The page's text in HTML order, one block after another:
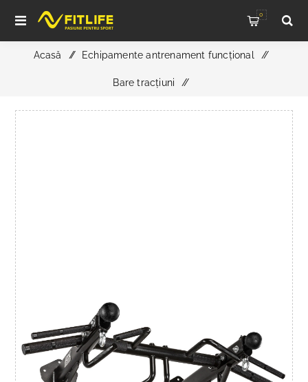
0
Acasă / Echipamente antrenament funcțional /
Bare tracțiuni /
ATX Functional Pull-Up Station - Klimmzugstation